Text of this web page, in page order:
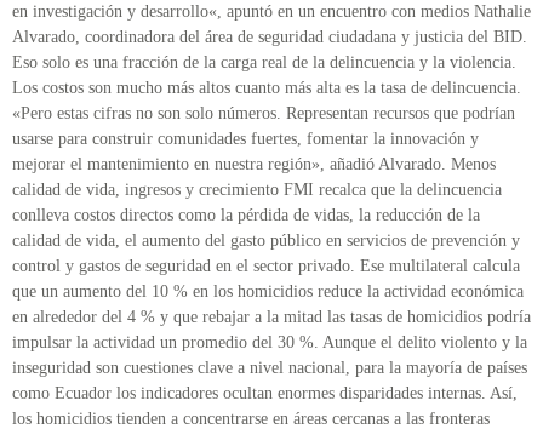
en investigación y desarrollo«, apuntó en un encuentro con medios Nathalie
Alvarado, coordinadora del área de seguridad ciudadana y justicia del BID.
Eso solo es una fracción de la carga real de la delincuencia y la violencia.
Los costos son mucho más altos cuanto más alta es la tasa de delincuencia.
«Pero estas cifras no son solo números. Representan recursos que podrían
usarse para construir comunidades fuertes, fomentar la innovación y
mejorar el mantenimiento en nuestra región», añadió Alvarado. Menos
calidad de vida, ingresos y crecimiento FMI recalca que la delincuencia
conlleva costos directos como la pérdida de vidas, la reducción de la
calidad de vida, el aumento del gasto público en servicios de prevención y
control y gastos de seguridad en el sector privado. Ese multilateral calcula
que un aumento del 10 % en los homicidios reduce la actividad económica
en alrededor del 4 % y que rebajar a la mitad las tasas de homicidios podría
impulsar la actividad un promedio del 30 %. Aunque el delito violento y la
inseguridad son cuestiones clave a nivel nacional, para la mayoría de países
como Ecuador los indicadores ocultan enormes disparidades internas. Así,
los homicidios tienden a concentrarse en áreas cercanas a las fronteras